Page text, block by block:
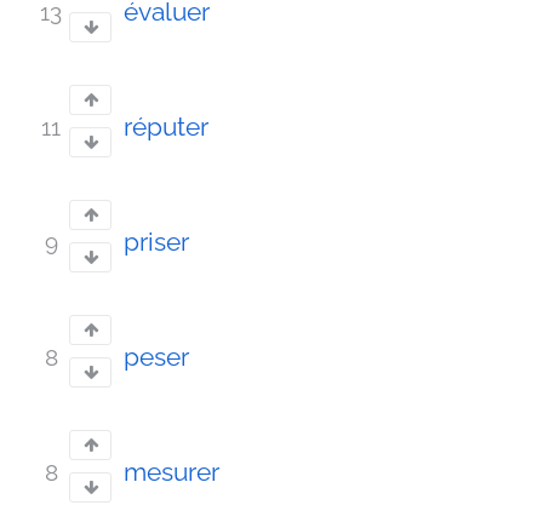
13 évaluer
11 réputer
9 priser
8 peser
8 mesurer